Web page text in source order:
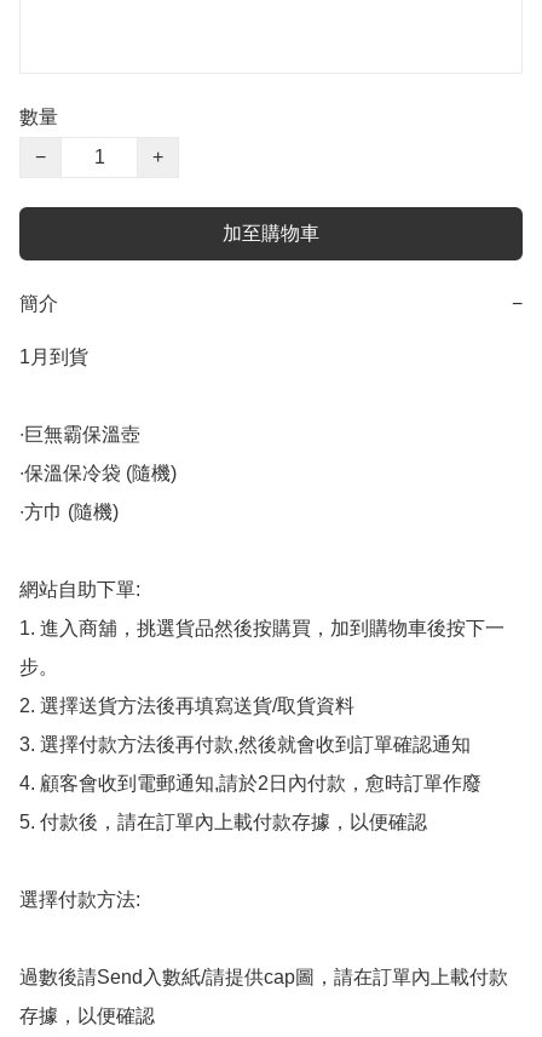
數量
−
+
加至購物車
簡介 −
1月到貨
∙巨無霸保溫壺
∙保溫保冷袋 (隨機)
∙方巾 (隨機)
網站自助下單:
1. 進入商舖，挑選貨品然後按購買，加到購物車後按下一
步。
2. 選擇送貨方法後再填寫送貨/取貨資料
3. 選擇付款方法後再付款,然後就會收到訂單確認通知
4. 顧客會收到電郵通知,請於2日內付款，愈時訂單作廢
5. 付款後，請在訂單內上載付款存據，以便確認
選擇付款方法:
過數後請Send入數紙/請提供cap圖，請在訂單內上載付款
存據，以便確認